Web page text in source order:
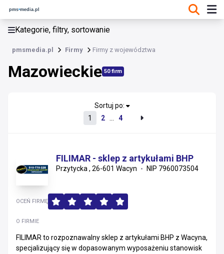
Kategorie, filtry, sortowanie
pmsmedia.pl Firmy Firmy z województwa
Mazowieckie 50 firm
Firmy
Pomorskie
Zachodniopomorskie
Sortuj po:
1
2 4
FILIMAR - sklep z artykułami BHP
Przytycka , 26-601 Wacyn NIP 7960073504
O FIRMIE
FILIMAR to rozpoznawalny sklep z artykułami BHP z Wacyna,
specjalizujący się w dopasowanym wyposażeniu stanowisk
OCEŃ FIRMĘ